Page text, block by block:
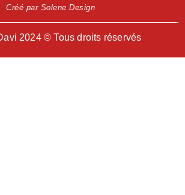
Créé par Solene Design
2024 © Tous droits réservés